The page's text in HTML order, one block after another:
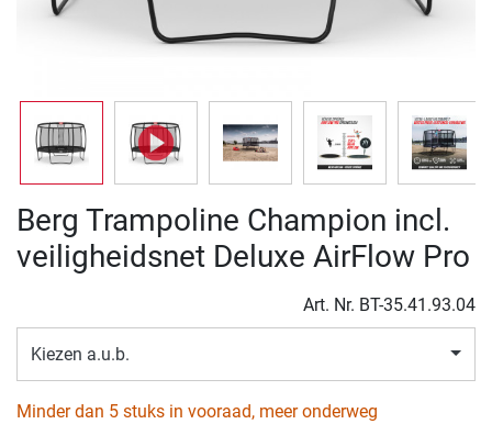
Berg Trampoline Champion incl.
veiligheidsnet Deluxe AirFlow Pro
Art. Nr. BT-35.41.93.04
Kiezen a.u.b.
Minder dan 5 stuks in vooraad, meer onderweg